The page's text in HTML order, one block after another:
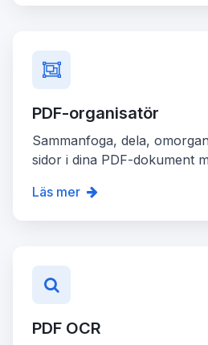
PDF-organisatör
Sammanfoga, dela,
sidor i dina PDF-dokument
Läs mer
PDF OCR